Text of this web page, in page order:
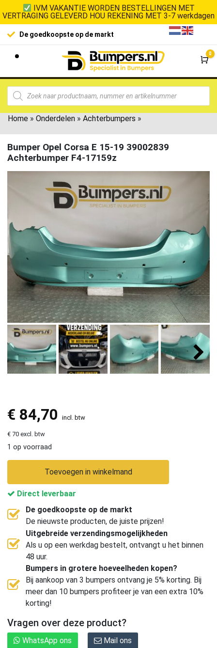
IVM VAKANTIE WORDEN BESTELLINGEN MET
VERTRAGING GELEVERD HOU REKENING MET 3-7 werkdagen
De goedkoopste op de markt
0
Home » Onderdelen » Achterbumpers »
Bumper Opel Corsa E 15-19 39002839
Achterbumper F4-17159z
€ 84,70 incl. btw
€ 70 excl. btw
1 op voorraad
Toevoegen in winkelmand
Direct leverbaar
De goedkoopste op de markt
De nieuwste producten, de juiste prijzen!
Uitgebreide verzendingsmogelijkheden
Als u op een werkdag bestelt, ontvangt u het binnen
48 uur.
Bumpers in grotere hoeveelheden kopen?
Bij aankoop van 3 bumpers ontvang je 5% korting. Bij
meer dan 10 bumpers profiteer je van een extra 10%
korting!
Vragen over deze product?
WhatsApp ons Mail ons